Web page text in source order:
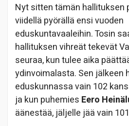
Nyt sitten tämän hallituksen
viidellä pyörällä ensi vuoden
eduskuntavaaleihin. Tosin
hallituksen vihreät tekevät
seuraa, kun tulee aika
ydinvoimalasta. Sen jälkeen
eduskunnassa vain 102
ja kun puhemies Eero
äänestää, jäljelle jää vain